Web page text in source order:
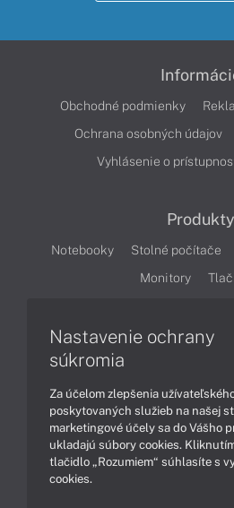
Obchodné podmienky
Ochrana osobných údajov
Vyhlásenie o
Produkty
Notebooky Stolné počítače
Monitory
Články
Obchodné informácie
Technológie
Obsah
Ako nakupovať
Možnosti
Nastavenie ochrany
súkromia
Za účelom zlepšenia
poskytovaných služieb na našej
marketingové účely sa do Vášho
ukladajú súbory cookies.
tlačidlo „Rozumiem“ súhlasíte s
cookies.